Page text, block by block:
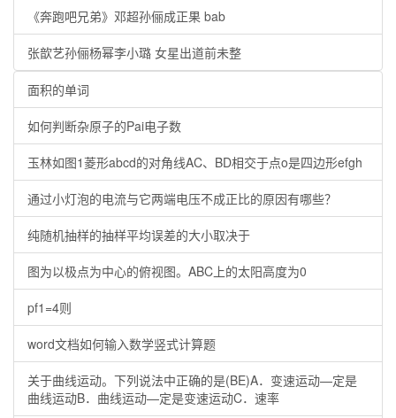
《奔跑吧兄弟》邓超孙俪成正果 bab
张歆艺孙俪杨幂李小璐 女星出道前未整
面积的单词
如何判断杂原子的Pai电子数
玉林如图1菱形abcd的对角线AC、BD相交于点o是四边形efgh
通过小灯泡的电流与它两端电压不成正比的原因有哪些？
纯随机抽样的抽样平均误差的大小取决于
图为以极点为中心的俯视图。ABC上的太阳高度为0
pf1=4则
word文档如何输入数学竖式计算题
关于曲线运动。下列说法中正确的是(BE)A．变速运动—定是
曲线运动B．曲线运动—定是变速运动C．速率